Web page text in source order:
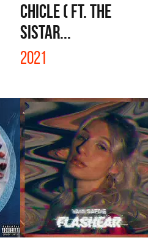
CHICLE ( FT. THE
SISTAR...
2021